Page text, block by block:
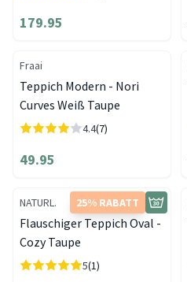
179.95
Fraai
Teppich Modern - Nori
Curves Weiß Taupe
4.4(7)
49.95
25% RABATT
NATURL.
Flauschiger Teppich Oval -
Cozy Taupe
5(1)